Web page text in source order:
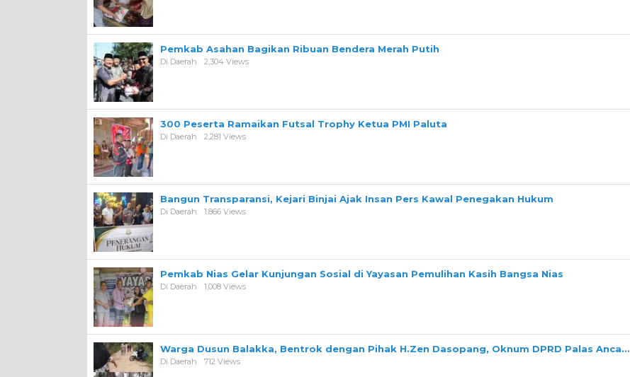
Pemkab Asahan Bagikan Ribuan Bendera Merah Putih
Di Daerah 2,304 Views
300 Peserta Ramaikan Futsal Trophy Ketua PMI Paluta
Di Daerah 2,281 Views
Bangun Transparansi, Kejari Binjai Ajak Insan Pers Kawal Penegakan Hukum
Di Daerah 1,866 Views
Pemkab Nias Gelar Kunjungan Sosial di Yayasan Pemulihan Kasih Bangsa Nias
Di Daerah 1,008 Views
Warga Dusun Balakka, Bentrok dengan Pihak H.Zen Dasopang, Oknum DPRD Palas Anca…
Di Daerah 712 Views